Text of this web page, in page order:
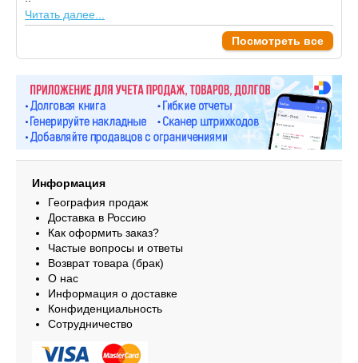
Читать далее...
Посмотреть все
Информация
География продаж
Доставка в Россию
Как оформить заказ?
Частые вопросы и ответы
Возврат товара (брак)
О нас
Информация о доставке
Конфиденциальность
Сотрудничество